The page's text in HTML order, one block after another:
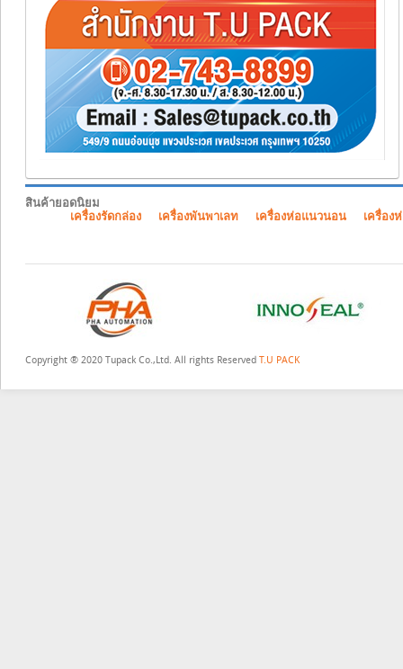
สินค้ายอดนิยม
เครื่องรัดกล่อง
เครื่องพันพาเลท เครื่องห่อแนวนอน เครื่อง
Copyright ® 2020 Tupack Co.,Ltd. All rights Reserved T.U PACK